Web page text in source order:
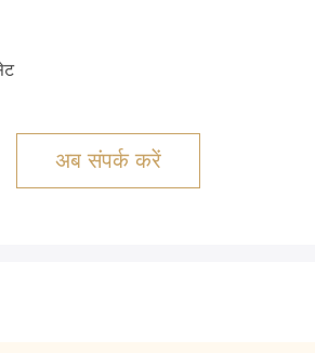
अब संपर्क करें